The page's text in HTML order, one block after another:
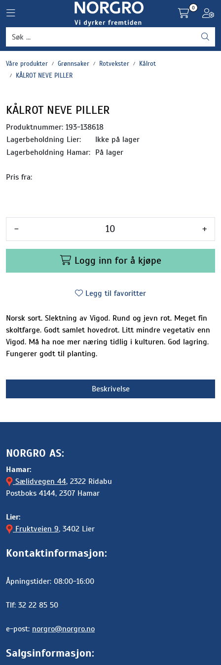
Toggle navigation
0
Våre produkter Grønnsaker Rotvekster
Kålrot
KÅLROT NEVE PILLER
KÅLROT NEVE PILLER
Produktnummer: 193-138618
Lagerbeholdning Lier:
Ikke på lager
Lagerbeholdning Hamar: På lager
Pris fra:
- +
Logg inn for å kjøpe
Legg til favoritter
Norsk sort. Slektning av Vigod. Rund og jevn rot. Meget fin
skoltfarge. Godt samlet hovedrot. Litt mindre vegetativ enn
Vigod. Må ha noe mer næring tidlig i kulturen. God lagring.
Fungerer godt til planting.
Beskrivelse
NORGRO AS:
Hamar:
Sælidvegen 44, 2322 Ridabu
Postboks 4144, 2307 Hamar
Lier:
Fruktveien 9, 3402 Lier
Kontaktinformasjon:
Åpningstider: 08:00-16:00
Tlf: 32 22 85 50
e-post: norgro@norgro.no
Salgsinformasjon:
Grønnsaker
Settepotet og setteløk
Plantevern og nyttedyr
Blomster, potter og brett
Driftsmidler